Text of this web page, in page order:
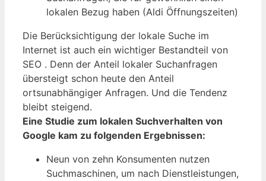
lokalen Bezug haben (Aldi Öffnungszeiten)
Die Berücksichtigung der lokale Suche im
Internet ist auch ein wichtiger Bestandteil von
SEO . Denn der Anteil lokaler Suchanfragen
übersteigt schon heute den Anteil
ortsunabhängiger Anfragen. Und die Tendenz
bleibt steigend.
Eine Studie zum lokalen Suchverhalten von
Google kam zu folgenden Ergebnissen:
Neun von zehn Konsumenten nutzen
Suchmaschinen, um nach Dienstleistungen,